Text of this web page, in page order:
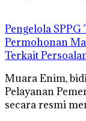
Pengelola
Permohonan
Terkait
Muara Enim,
Pelayanan
secara resmi